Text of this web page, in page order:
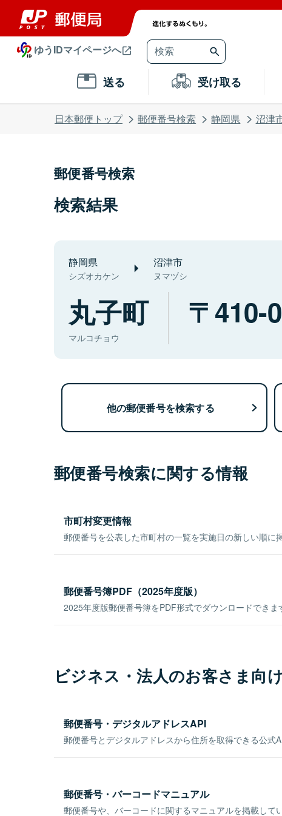
ゆうIDマイページへ
送る 受け取る
日本郵便トップ 郵便番号検索 静岡県 沼津
郵便番号検索
検索結果
静岡県
シズオカケン
沼津市
ヌマヅシ
丸子町
マルコチョウ
410-
他の郵便番号を検索する
郵便番号検索に関する情報
市町村変更情報
郵便番号を公表した市町村の一覧を実施日の新しい順に
郵便番号簿PDF（2025年度版）
2025年度版郵便番号簿をPDF形式でダウンロードできま
ビジネス・法人のお客さま向
郵便番号・デジタルアドレスAPI
郵便番号とデジタルアドレスから住所を取得できる公式
郵便番号・バーコードマニュアル
郵便番号や、バーコードに関するマニュアルを掲載してい